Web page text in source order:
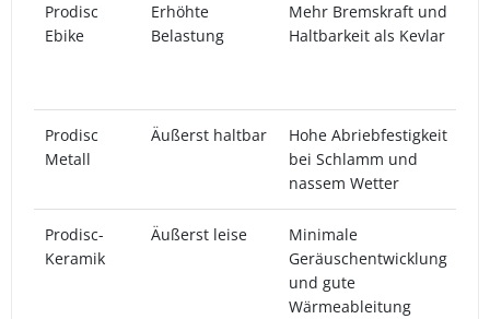
Prodisc
Ebike
Erhöhte
Belastung
Mehr Bremskraft und
Haltbarkeit als Kevlar
Prodisc
Metall
Äußerst haltbar
Hohe Abriebfestigkeit
bei Schlamm und
nassem Wetter
Prodisc-
Keramik
Äußerst leise
Minimale
Geräuschentwicklung
und gute
Wärmeableitung